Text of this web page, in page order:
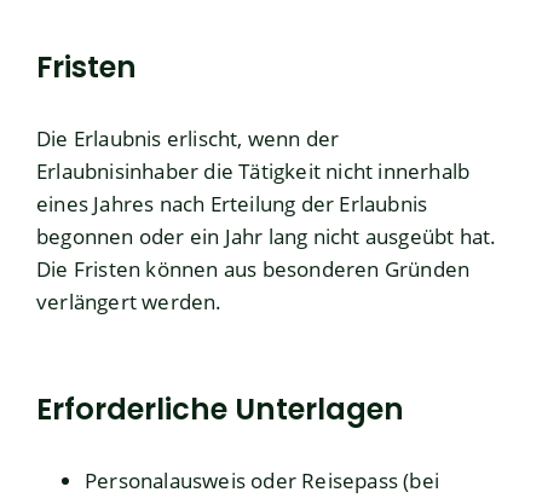
Fristen
Die Erlaubnis erlischt, wenn der
Erlaubnisinhaber die Tätigkeit nicht innerhalb
eines Jahres nach Erteilung der Erlaubnis
begonnen oder ein Jahr lang nicht ausgeübt hat.
Die Fristen können aus besonderen Gründen
verlängert werden.
Erforderliche Unterlagen
Personalausweis oder Reisepass (bei